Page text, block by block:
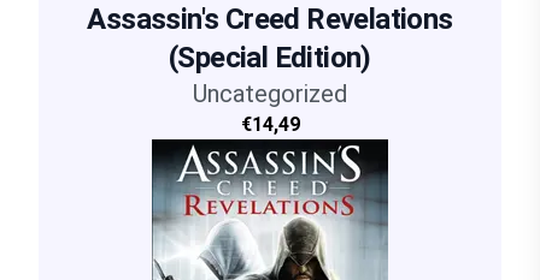
Assassin's Creed Revelations
(Special Edition)
Uncategorized
€14,49